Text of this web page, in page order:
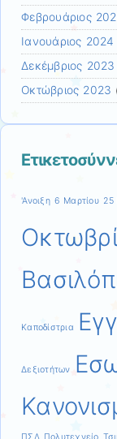
Φεβρουάριος
Ιανουάριος 2024
Δεκέμβριος 2023
Οκτώβριος 2023
'Ανοιξη 6 Μαρτίου 25
Καποδίστρια
Δεξιοτήτων